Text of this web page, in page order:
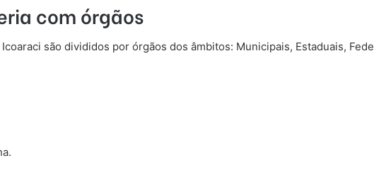
com órgãos
são divididos por órgãos dos âmbitos: Municipais, Estaduais,